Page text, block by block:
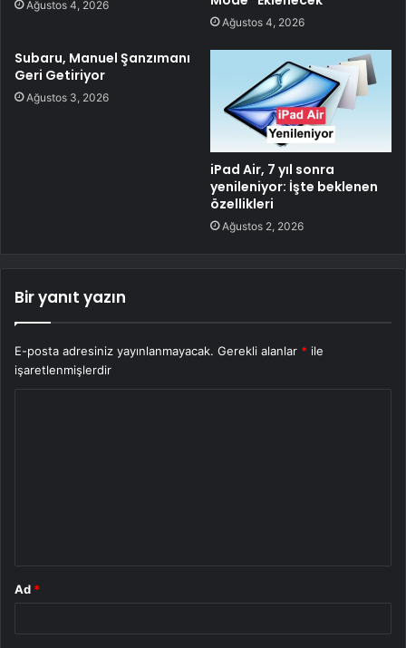
Ağustos 4, 2026
Ağustos 4, 2026
Subaru, Manuel Şanzımanı
Geri Getiriyor
Ağustos 3, 2026
iPad Air, 7 yıl sonra
yenileniyor: İşte beklenen
özellikleri
Ağustos 2, 2026
Bir yanıt yazın
E-posta adresiniz yayınlanmayacak. Gerekli alanlar * ile
işaretlenmişlerdir
Ad *